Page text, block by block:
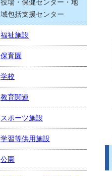
役場・保健センター・地
域包括支援センター
福祉施設
保育園
学校
教育関連
スポーツ施設
学習等供用施設
公園